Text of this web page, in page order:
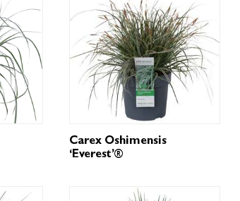
Carex Oshimensis
‘Everest’®